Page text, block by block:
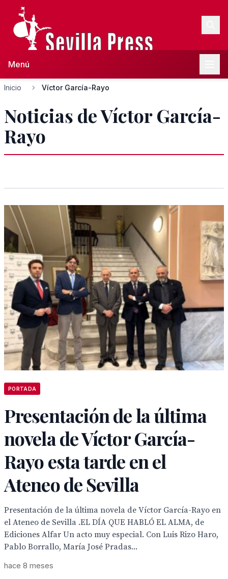
Menú
Inicio Víctor García-Rayo
Noticias de Víctor García-
Rayo
PORTADA
Presentación de la última
novela de Víctor García-
Rayo esta tarde en el
Ateneo de Sevilla
Presentación de la última novela de Víctor García-Rayo en
el Ateneo de Sevilla .EL DÍA QUE HABLÓ EL ALMA, de
Ediciones Alfar Un acto muy especial. Con Luis Rizo Haro,
Pablo Borrallo, María José Pradas...
hace 8 meses